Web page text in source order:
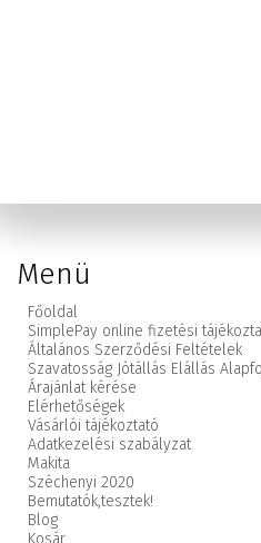
Menü
Főoldal
SimplePay online fizetési
Általános Szerződési Feltételek
Szavatosság Jótállás Elállás
Árajánlat kérése
Elérhetőségek
Vásárlói tájékoztató
Adatkezelési szabályzat
Makita
Széchenyi 2020
Bemutatók,tesztek!
Blog
Kosár